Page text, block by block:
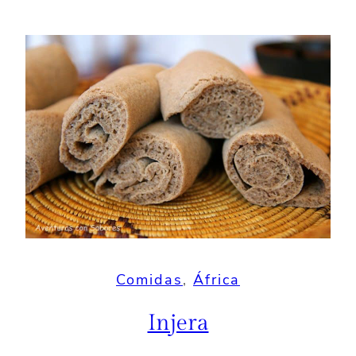
Comidas, África
Injera
03/03/2023